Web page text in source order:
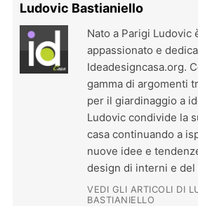
Ludovic Bastianiello
Nato a Parigi Ludovic
appassionato e
Ideadesigncasa.org.
gamma di argomenti
per il giardinaggio a
Ludovic condivide la
casa continuando a
nuove idee e
design di interni e del
VEDI GLI ARTICOLI DI
BASTIANIELLO